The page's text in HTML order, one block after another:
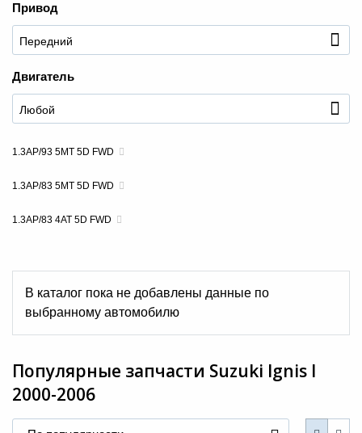
Привод
Двигатель
1.3AP/93 5MT 5D FWD
1.3AP/83 5MT 5D FWD
1.3AP/83 4AT 5D FWD
В каталог пока не добавлены данные по
выбранному автомобилю
Популярные запчасти Suzuki Ignis I
2000-2006